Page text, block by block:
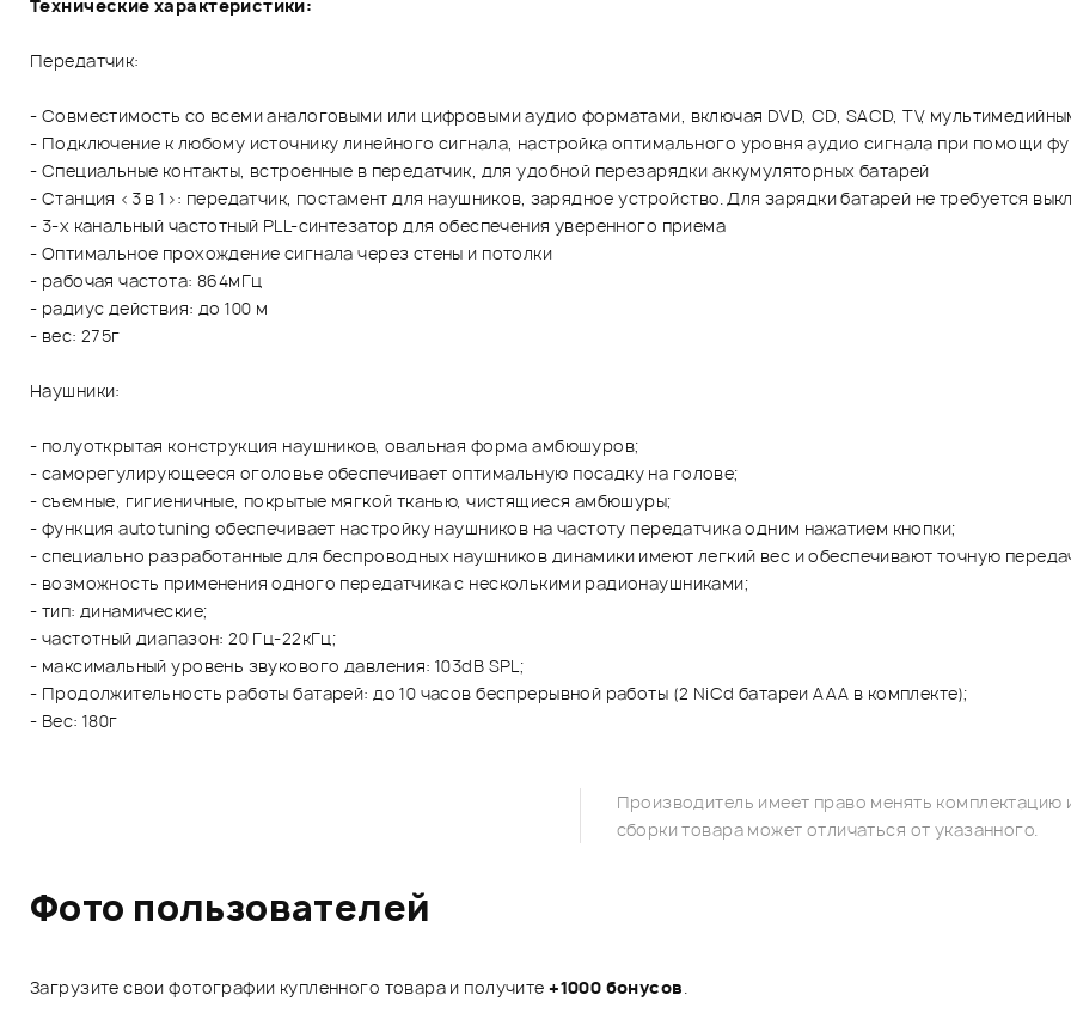
Технические характеристики:
Передатчик:
- Совместимость со всеми аналоговыми или цифровыми аудио форматами, включая DVD, CD, SACD, TV,
- Подключение к любому источнику линейного сигнала, настройка оптимального уровня аудио сигнала при помощи
- Специальные контакты, встроенные в передатчик, для удобной перезарядки аккумуляторных батарей
- Станция <3 в 1>: передатчик, постамент для наушников, зарядное устройство. Для зарядки батарей не требуется
- 3-х канальный частотный PLL-синтезатор для обеспечения уверенного приема
- Оптимальное прохождение сигнала через стены и потолки
- рабочая частота: 864мГц
- радиус действия: до 100 м
- вес: 275г
Наушники:
- полуоткрытая конструкция наушников, овальная форма амбюшуров;
- саморегулирующееся оголовье обеспечивает оптимальную посадку на голове;
- съемные, гигиеничные, покрытые мягкой тканью, чистящиеся амбюшуры;
- функция autotuning обеспечивает настройку наушников на частоту передатчика одним нажатием кнопки;
- специально разработанные для беспроводных наушников динамики имеют легкий вес и обеспечивают точную
- возможность применения одного передатчика с несколькими радионаушниками;
- тип: динамические;
- частотный диапазон: 20 Гц-22кГц;
- максимальный уровень звукового давления: 103dB SPL;
- Продолжительность работы батарей: до 10 часов беспрерывной работы (2 NiCd батареи ААА в комплекте);
- Вес: 180г
Производитель имеет право менять
сборки товара может отличаться от указанного.
Фото пользователей
Загрузите свои фотографии купленного товара и получите+1000 бонусов.